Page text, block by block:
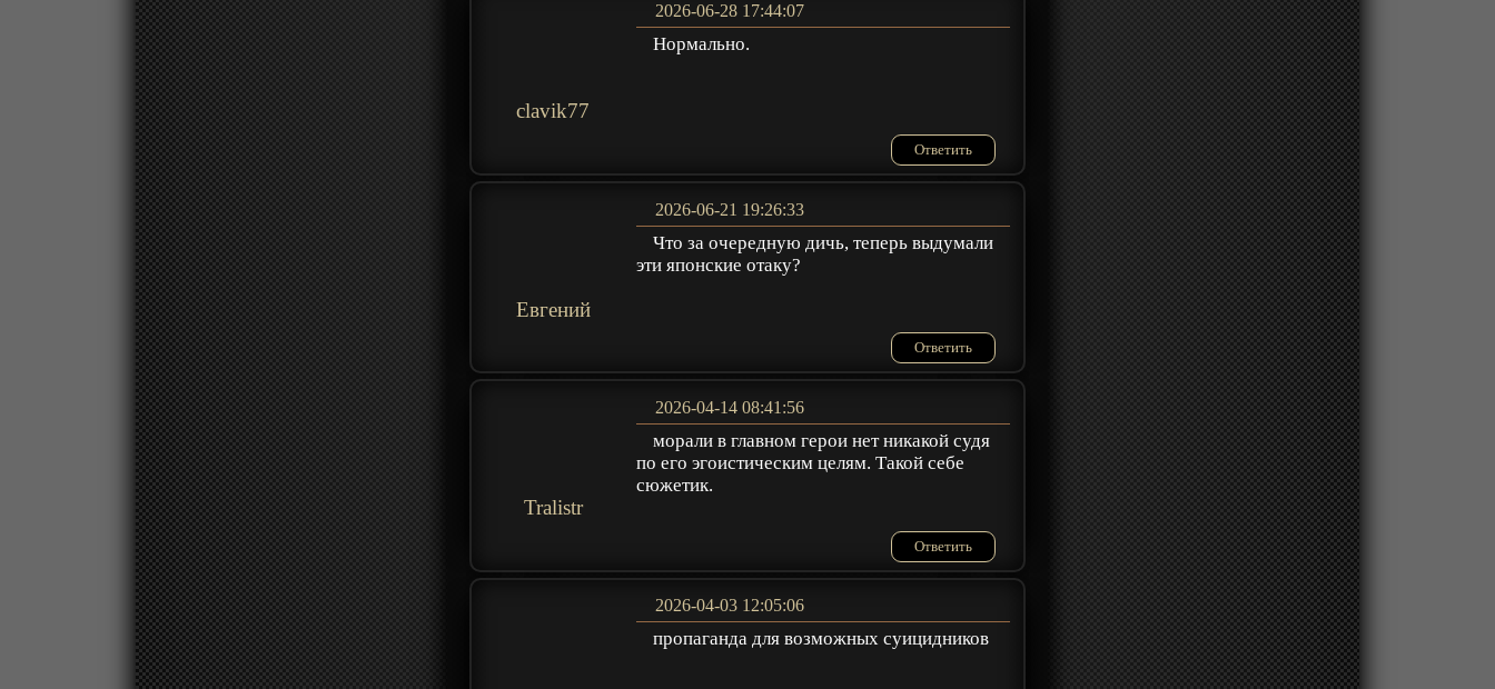
clavik77
2026-06-28 17:44:07
Нормально.
Ответить
Евгений
2026-06-21 19:26:33
Что за очередную дичь, теперь выдумали
эти японские отаку?
Ответить
Tralistr
2026-04-14 08:41:56
морали в главном герои нет никакой судя
по его эгоистическим целям. Такой себе
сюжетик.
Ответить
2026-04-03 12:05:06
пропаганда для возможных суицидников